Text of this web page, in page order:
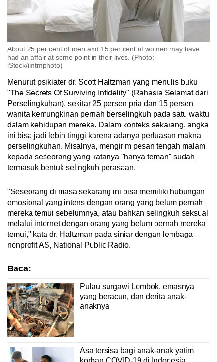
About 25 per cent of men and 15 per cent of women may have
had an affair at some point in their lives. (Photo:
iStock/imtmphoto)
Menurut psikiater dr. Scott Haltzman yang menulis buku
"The Secrets Of Surviving Infidelity" (Rahasia Selamat dari
Perselingkuhan), sekitar 25 persen pria dan 15 persen
wanita kemungkinan pernah berselingkuh pada satu waktu
dalam kehidupan mereka. Dalam konteks sekarang, angka
ini bisa jadi lebih tinggi karena adanya perluasan makna
perselingkuhan. Misalnya, mengirim pesan tengah malam
kepada seseorang yang katanya "hanya teman" sudah
termasuk bentuk selingkuh perasaan.
"Seseorang di masa sekarang ini bisa memiliki hubungan
emosional yang intens dengan orang yang belum pernah
mereka temui sebelumnya, atau bahkan selingkuh seksual
melalui internet dengan orang yang belum pernah mereka
temui," kata dr. Haltzman pada siniar dengan lembaga
nonprofit AS, National Public Radio.
Baca:
Pulau surgawi Lombok, emasnya
yang beracun, dan derita anak-
anaknya
Asa tersisa bagi anak-anak yatim
korban COVID-19 di Indonesia